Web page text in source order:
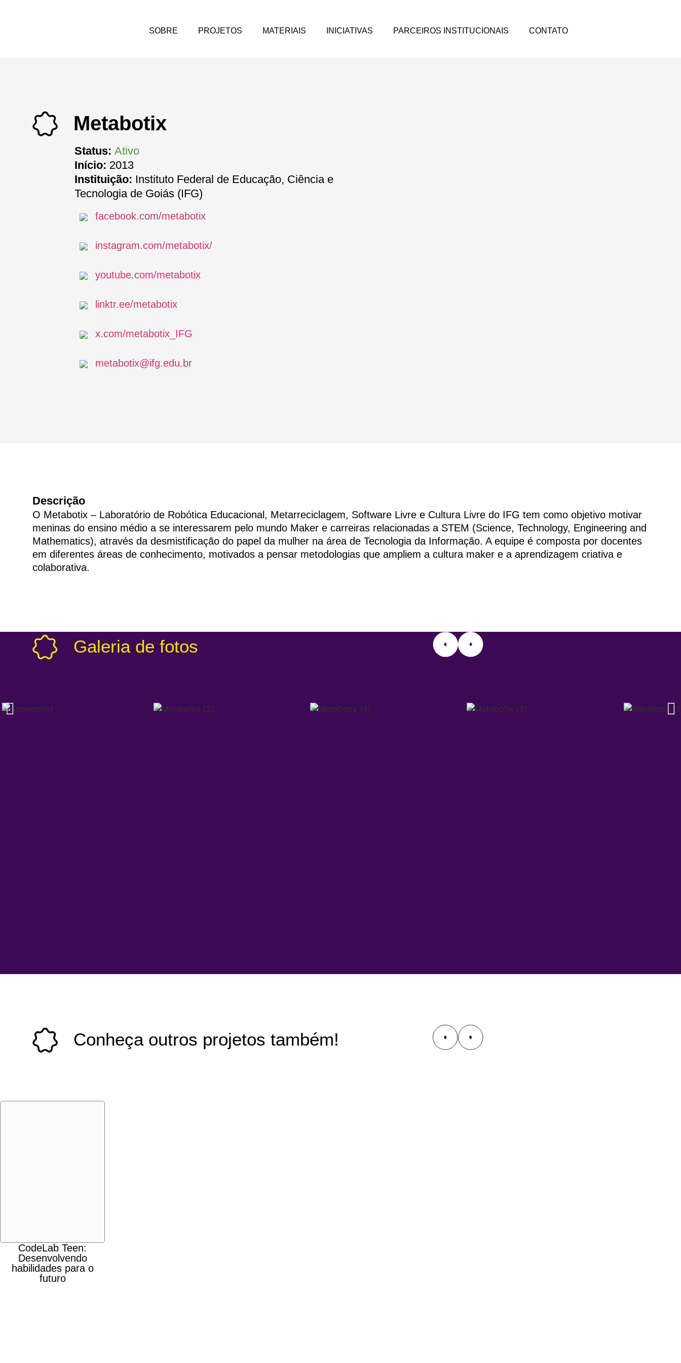
SOBRE PROJETOS MATERIAIS INICIATIVAS PARCEIROS INSTITUCIONAIS CONTATO
Metabotix
Status: Ativo
Início: 2013
Instituição: Instituto Federal de Educação, Ciência e
Tecnologia de Goiás (IFG)
facebook.com/metabotix
instagram.com/metabotix/
youtube.com/metabotix
linktr.ee/metabotix
x.com/metabotix_IFG
metabotix@ifg.edu.br
Descrição
O Metabotix – Laboratório de Robótica Educacional, Metarreciclagem, Software Livre e Cultura Livre do IFG tem como objetivo motivar
meninas do ensino médio a se interessarem pelo mundo Maker e carreiras relacionadas a STEM (Science, Technology, Engineering and
Mathematics), através da desmistificação do papel da mulher na área de Tecnologia da Informação. A equipe é composta por docentes
em diferentes áreas de conhecimento, motivados a pensar metodologias que ampliem a cultura maker e a aprendizagem criativa e
colaborativa.
Galeria de fotos
Conheça outros projetos também!
CodeLab Teen:
Desenvolvendo
habilidades para o
futuro